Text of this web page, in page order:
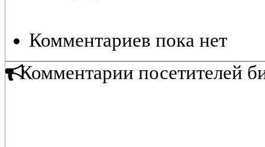
Комментариев пока нет
Комментарии посетителей